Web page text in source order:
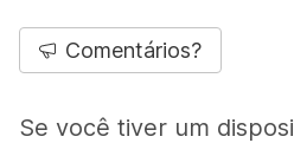
Comentários?
Se você tiver um